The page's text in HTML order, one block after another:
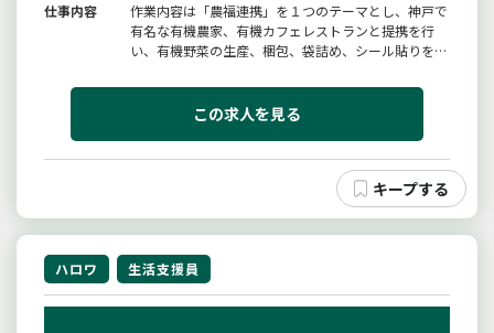
仕事内容
作業内容は「農福連携」を１つのテーマとし、神戸で
有名な有機農家、有機カフェレストランと提携を行
い、有機野菜の生産、梱包、袋詰め、シール貼りを
ます。（チラシ折り、ポスティング、清掃、軽作業
等々）職業支援員としての利用者様への作業支援作業
この求人を見る
ハロワ 生活支援員